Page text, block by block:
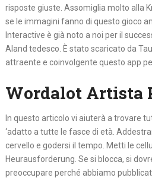
risposte giuste. Assomiglia molto alla
se le immagini fanno di questo gioco
Interactive è già noto a noi per il
Aland tedesco. È stato scaricato da
attraente e coinvolgente questo app
Wordalot Artista
In questo articolo vi aiuterà a trovare
‘adatto a tutte le fasce di età.
cervello e godersi il tempo. Metti le
Heurausforderung. Se si blocca, si
preoccupare perché abbiamo